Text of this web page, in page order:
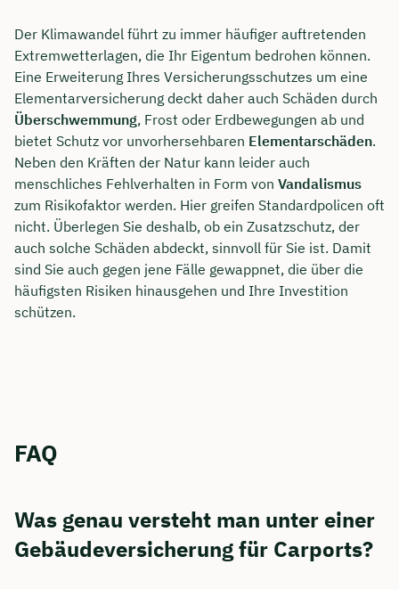
Der Klimawandel führt zu immer häufiger auftretenden
Extremwetterlagen, die Ihr Eigentum bedrohen können.
Eine Erweiterung Ihres Versicherungsschutzes um eine
Elementarversicherung deckt daher auch Schäden durch
Überschwemmung, Frost oder Erdbewegungen ab und
bietet Schutz vor unvorhersehbaren Elementarschäden.
Neben den Kräften der Natur kann leider auch
menschliches Fehlverhalten in Form von Vandalismus
zum Risikofaktor werden. Hier greifen Standardpolicen oft
nicht. Überlegen Sie deshalb, ob ein Zusatzschutz, der
auch solche Schäden abdeckt, sinnvoll für Sie ist. Damit
sind Sie auch gegen jene Fälle gewappnet, die über die
häufigsten Risiken hinausgehen und Ihre Investition
schützen.
FAQ
Was genau versteht man unter einer
Gebäudeversicherung für Carports?